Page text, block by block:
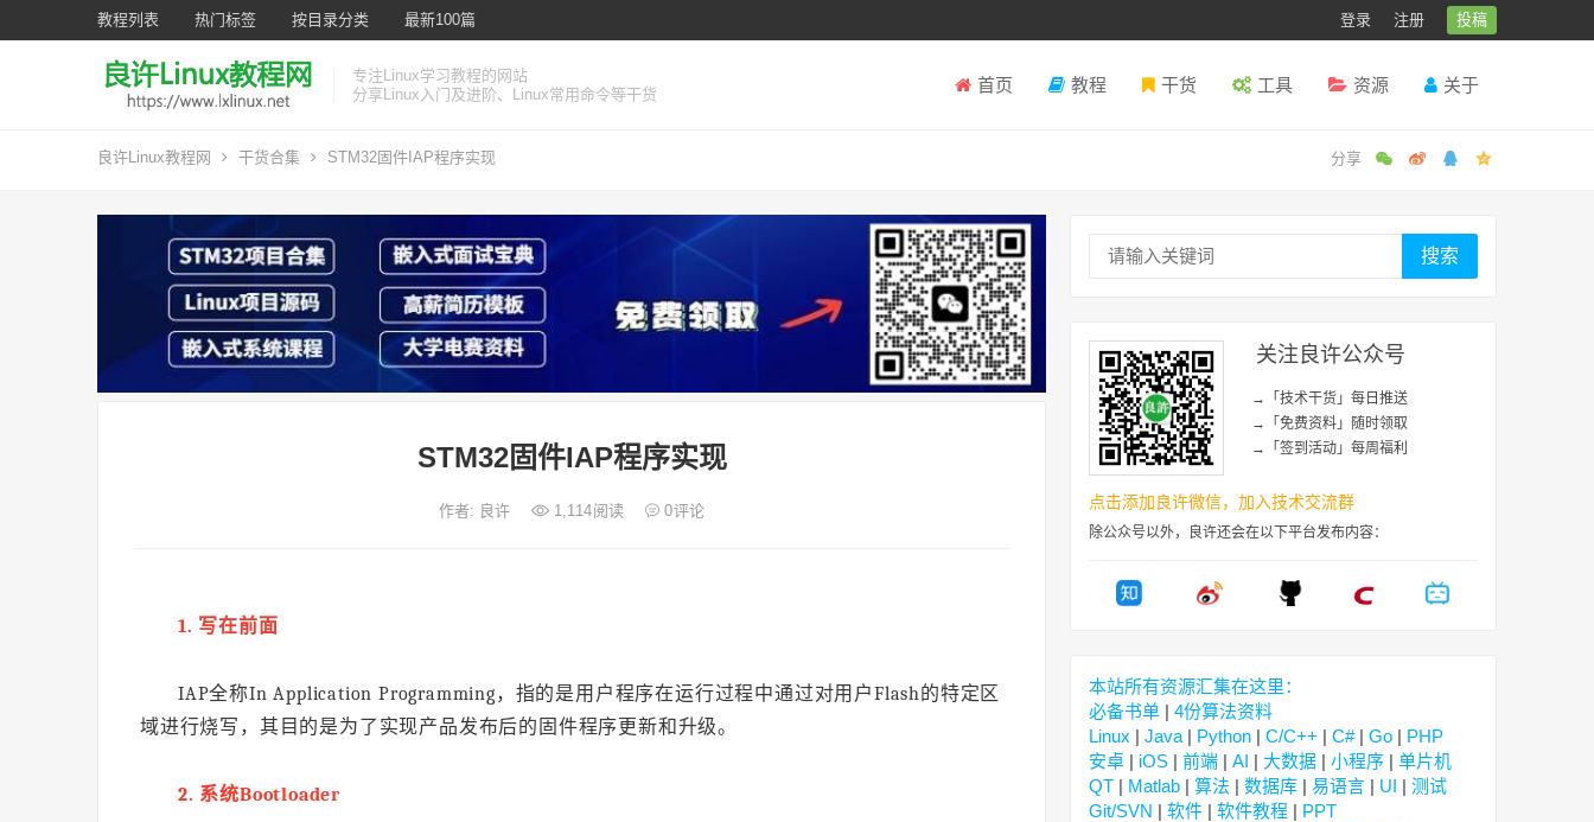
教程列表 热门标签 按目录分类 最新100篇 登录 注册 投稿
专注Linux学习教程的网站
分享Linux入门及进阶、Linux常用命令等干货
首页 教程 干货 工具 资源 关于
良许Linux教程网 干货合集 STM32固件IAP程序实现
STM32固件IAP程序实现
作者: 良许 1,114阅读 0评论
1. 写在前面
IAP全称In Application Programming，指的是用户程序在运行过程中通过对用户Flash的特定区
域进行烧写，其目的是为了实现产品发布后的固件程序更新和升级。
2. 系统Bootloader
搜索
关注良许公众号
→「技术干货」每日推送
→「免费资料」随时领取
→「签到活动」每周福利
点击添加良许微信，加入技术交流群
除公众号以外，良许还会在以下平台发布内容：
本站所有资源汇集在这里：
必备书单 | 4份算法资料
Linux | Java | Python | C/C++ | C#| Go | PHP
安卓 | iOS | 前端 | AI | 大数据 | 小程序 | 单片机
QT | Matlab | 算法 | 数据库 | 易语言 | UI | 测试
Git/SVN | 软件 | 软件教程 | PPT